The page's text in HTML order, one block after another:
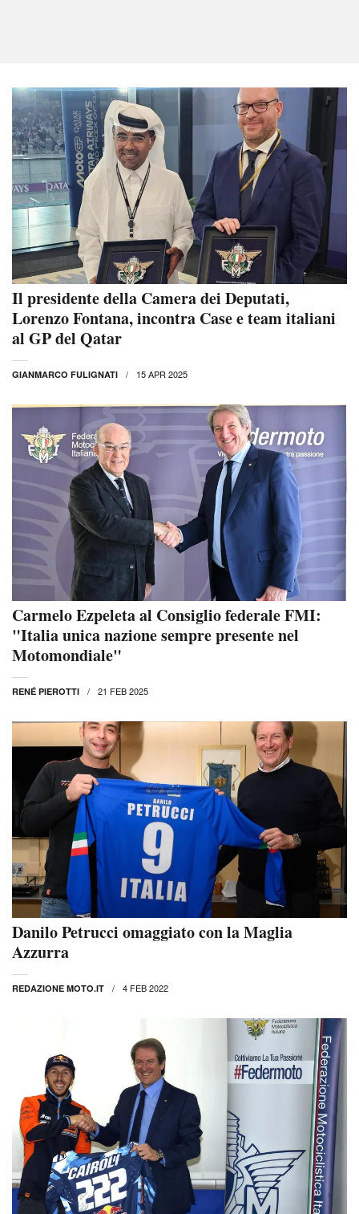
Il presidente della Camera dei Deputati,
Lorenzo Fontana, incontra Case e team italiani
al GP del Qatar
GIANMARCO FULIGNATI 15 APR 2025
Carmelo Ezpeleta al Consiglio federale FMI:
"Italia unica nazione sempre presente nel
Motomondiale"
RENÉ PIEROTTI 21 FEB 2025
Danilo Petrucci omaggiato con la Maglia
Azzurra
REDAZIONE MOTO.IT 4 FEB 2022